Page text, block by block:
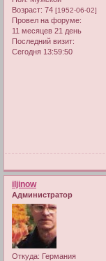
Возраст: 74 [1952-06-02]
Провел на форуме:
11 месяцев 21 день
Последний визит:
Сегодня 13:59:50
iljinow
Администратор
Откуда: Германия